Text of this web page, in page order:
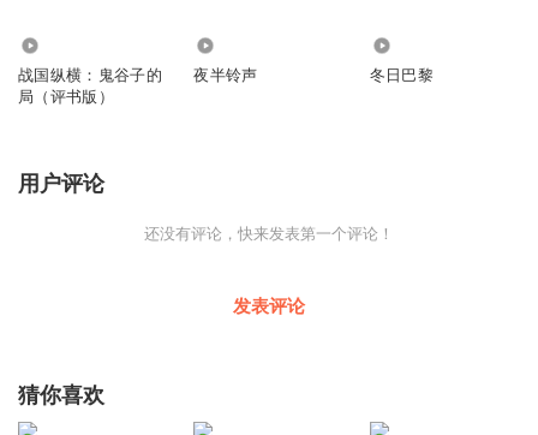
战国纵横：鬼谷子的
局（评书版）
夜半铃声 冬日巴黎
用户评论
还没有评论，快来发表第一个评论！
发表评论
猜你喜欢